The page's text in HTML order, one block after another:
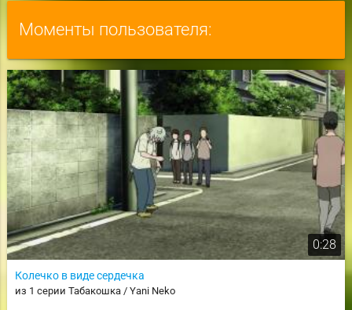
Моменты пользователя:
0:28
Колечко в виде сердечка
из 1 серии Табакошка / Yani Neko